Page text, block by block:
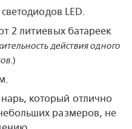
LED.
2 литиевых батареек
действия одного
)
который отлично
размеров, не